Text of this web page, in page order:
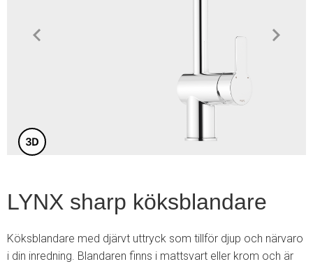
LYNX sharp köksblandare
Köksblandare med djärvt uttryck som tillför djup och närvaro
i din inredning. Blandaren finns i mattsvart eller krom och är